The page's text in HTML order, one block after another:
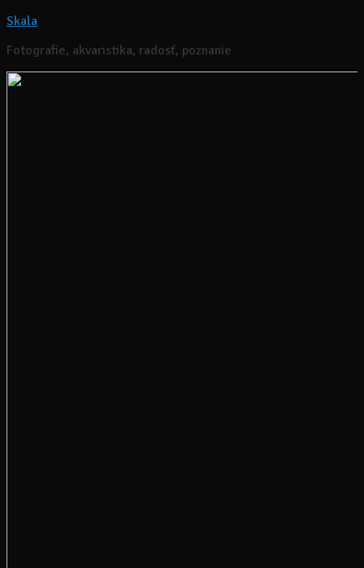
Skala
Fotografie, akvaristika, radosť, poznanie